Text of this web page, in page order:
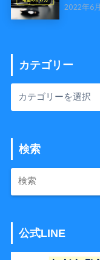
2022年6
カテゴリー
検索
公式LINE